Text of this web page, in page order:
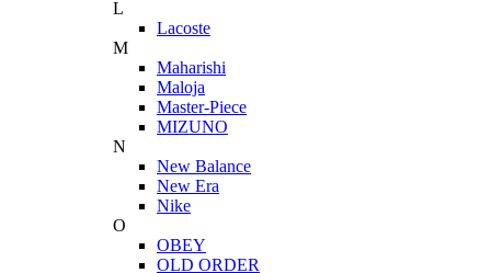
L
Lacoste
M
Maharishi
Maloja
Master-Piece
MIZUNO
N
New Balance
New Era
Nike
O
OBEY
OLD ORDER